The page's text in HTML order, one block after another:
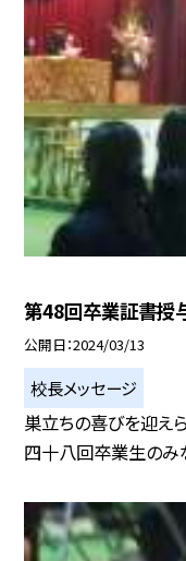
第48回卒業証書授
公開日 2024/03/13
校長メッセージ
巣立ちの喜びを迎え
四十八回卒業生のみ